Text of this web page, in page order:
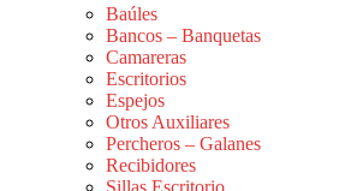
Baúles
Bancos – Banquetas
Camareras
Escritorios
Espejos
Otros Auxiliares
Percheros – Galanes
Recibidores